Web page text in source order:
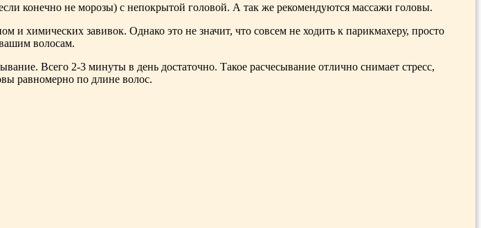
конечно не морозы) с непокрытой головой. А так же рекомендуются массажи головы.
химических завивок. Однако это не значит, что совсем не ходить к парикмахеру, просто
волосам.
Всего 2-3 минуты в день достаточно. Такое расчесывание отлично снимает стресс,
равномерно по длине волос.